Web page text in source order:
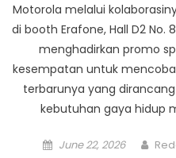
Motorola melalui
di booth Erafone, Hall D2 No.
menghadirkan promo
kesempatan untuk
terbarunya yang
kebutuhan gaya hidup
Posted
June 22, 2026